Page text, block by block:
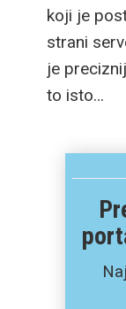
koji je
strani
je
to isto…